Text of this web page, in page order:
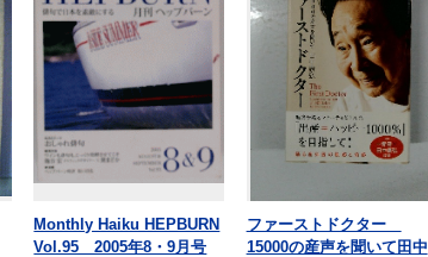
Monthly Haiku HEPBURN
Vol.95 2005年8・9月号
ファーストドクター
15000の産声を聞いて田中